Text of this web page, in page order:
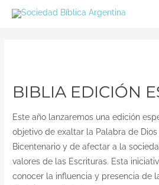
BIBLIA EDICIÓN
Este año lanzaremos una edición
objetivo de exaltar la Palabra de
Bicentenario y de afectar a la
valores de las Escrituras. Esta
conocer la influencia y presencia de